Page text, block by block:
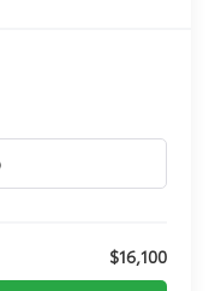
$16,100